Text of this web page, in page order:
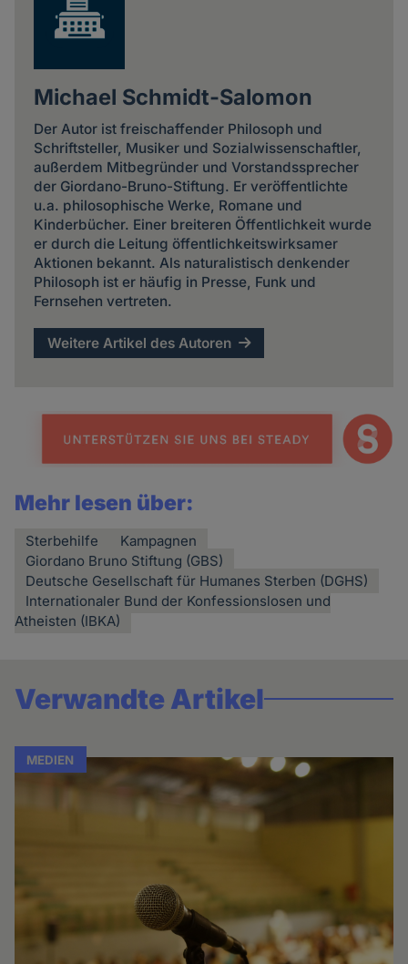
Michael Schmidt-Salomon
Der Autor ist freischaffender Philosoph und
Schriftsteller, Musiker und Sozialwissenschaftler,
außerdem Mitbegründer und Vorstandssprecher
der Giordano-Bruno-Stiftung. Er veröffentlichte
u.a. philosophische Werke, Romane und
Kinderbücher. Einer breiteren Öffentlichkeit wurde
er durch die Leitung öffentlichkeitswirksamer
Aktionen bekannt. Als naturalistisch denkender
Philosoph ist er häufig in Presse, Funk und
Fernsehen vertreten.
Weitere Artikel des Autoren
Mehr lesen über:
Sterbehilfe
Kampagnen
Giordano Bruno Stiftung (GBS)
Deutsche Gesellschaft für Humanes Sterben (DGHS)
Internationaler Bund der Konfessionslosen und
Atheisten (IBKA)
Verwandte Artikel
MEDIEN